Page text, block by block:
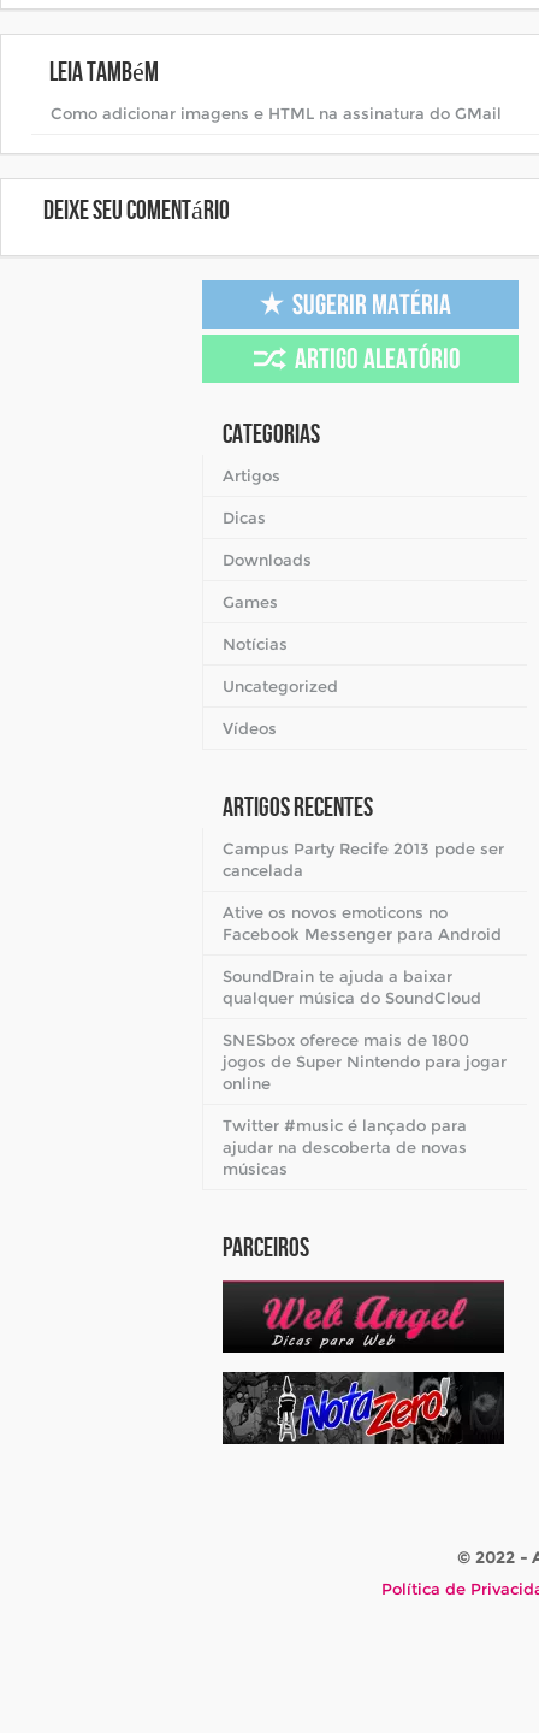
Leia também
Como adicionar imagens e HTML na assinatura do GMail
Deixe seu comentário
Categorias
Artigos
Dicas
Downloads
Games
Notícias
Uncategorized
Vídeos
Artigos Recentes
Campus Party Recife 2013 pode ser
cancelada
Ative os novos emoticons no
Facebook Messenger para Android
SoundDrain te ajuda a baixar
qualquer música do SoundCloud
SNESbox oferece mais de 1800
jogos de Super Nintendo para jogar
online
Twitter #music é lançado para
ajudar na descoberta de novas
músicas
Parceiros
© 2022 -
Política de